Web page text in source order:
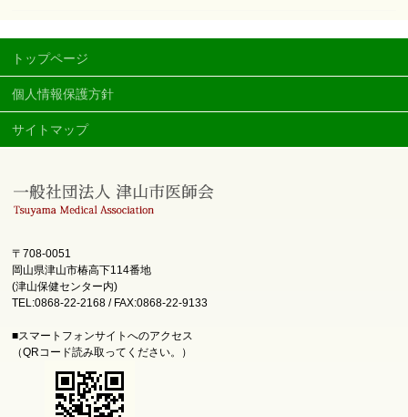
トップページ
個人情報保護方針
サイトマップ
〒708-0051
岡山県津山市椿高下114番地
(津山保健センター内)
TEL:0868-22-2168 / FAX:0868-22-9133
■スマートフォンサイトへのアクセス
（QRコード読み取ってください。）